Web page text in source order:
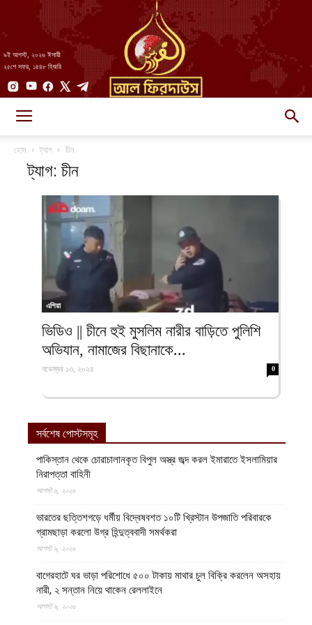
৯ই আগস্ট, ২০২৬ ঈসায়ী
২৫শে সফর, ১৪৪৮ হিজরি
ফিরদাউস
হোম ট্যাগ চীন
ট্যাগ: চীন
এশিয়া
ভিডিও || চীনে হুই মুসলিম নারীর বাড়িতে পুলিশি
অভিযান, নামাজের বিছানাকে...
নভেম্বর ১৩, ২০২৪ 0
সর্বশেষ পোস্টসমূহ
পাকিস্তান থেকে চোরাচালানকৃত বিপুল অস্ত্র জব্দ করল ইমারাতে ইসলামিয়ার
নিরাপত্তা বাহিনী
আগস্ট ৯, ২০২৬
ভারতের ছত্তিশগড়ে ধর্মীয় বিদ্বেষবশত ১০টি খ্রিস্টান উপজাতি পরিবারকে
গ্রামছাড়া করলো উগ্র হিন্দুত্ববাদী সমর্থকরা
আগস্ট ৯, ২০২৬
বাগেরহাটে ঘর ভাড়া পরিশোধে ৫০০ টাকায় মাথার চুল বিক্রি করলেন অসহায়
নারী, ২ সন্তান নিয়ে থাকেন রেললাইনে
আগস্ট ৯, ২০২৬